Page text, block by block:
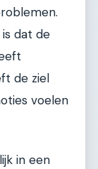
dat de
de ziel
voelen
in een